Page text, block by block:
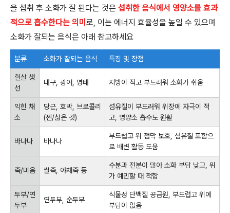
을 섭취 후 소화가 잘 된다는 것은 섭취한 음식에서 영양소를 효과
적으로 흡수한다는 의미 로, 이는 에너지 효율성을 높일 수 있으며
소화가 잘되는 음식은 아래 참고하세요
분류 소화가 잘되는 음식 특징 및 장점
흰살 생
선
대구, 광어, 명태 지방이 적고 부드러워 소화가 쉬움
익힌 채
소
당근, 호박, 브로콜리
(찐/삶은 것)
섬유질이 부드러워 위장에 자극이 적
고, 영양소 흡수도 원활
바나나 바나나
부드럽고 위 점막 보호, 섬유질 포함으
로 배변 활동 도움
죽/미음 쌀죽, 야채죽 등
수분과 전분이 많아 소화 부담 낮고, 위
가 예민할 때 적합
두부/연
두부
연두부, 순두부
식물성 단백질 공급원, 부드럽고 위에
부담이 없음